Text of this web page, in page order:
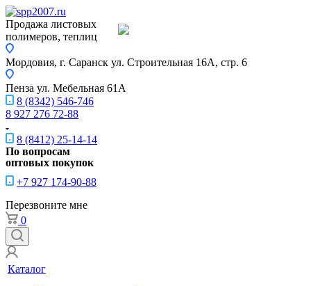
Продажа листовых
полимеров, теплиц
Мордовия, г. Саранск ул. Строительная 16A, стр. 6
Пенза ул. Мебельная 61А
8 (8342) 546-746
8 927 276 72-88
8 (8412) 25-14-14
По вопросам
оптовых покупок
+7 927 174-90-88
Перезвоните мне
0
Каталог